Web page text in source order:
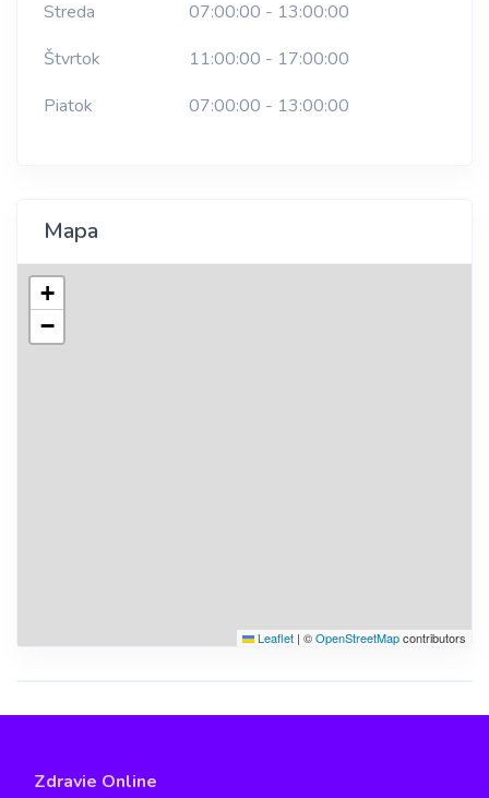
Streda
07:00:00 - 13:00:00
Štvrtok
11:00:00 - 17:00:00
Piatok
07:00:00 - 13:00:00
Mapa
+
−
Leaflet | ©OpenStreetMapcontributors
Zdravie Online